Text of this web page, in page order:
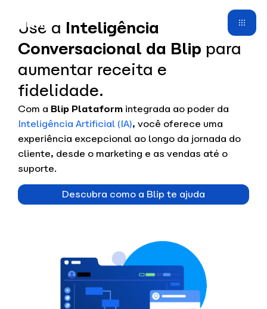
Use a Inteligência
Conversacional da Blip para
aumentar receita e
fidelidade.
Com a Blip Plataform integrada ao poder da
Inteligência Artificial (IA), você oferece uma
experiência excepcional ao longo da jornada do
cliente, desde o marketing e as vendas até o
suporte.
Descubra como a Blip te ajuda